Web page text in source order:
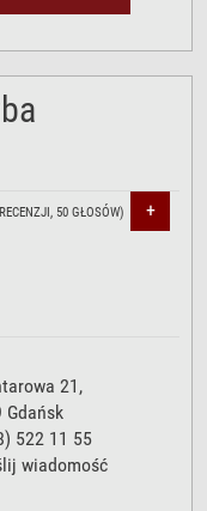
RECENZJI, 50 GŁOSÓW) +
21 ,
Gdańsk
522 11 55
wiadomość